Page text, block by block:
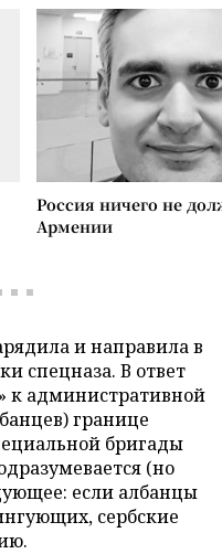
Россия ничего не
Армении
и направила в
спецназа. В ответ
к административной
границе
бригады
(но
если албанцы
сербские